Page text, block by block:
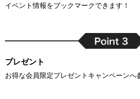
イベント情報をブックマークできます！
プレゼント
お得な会員限定プレゼントキャンペーンへ